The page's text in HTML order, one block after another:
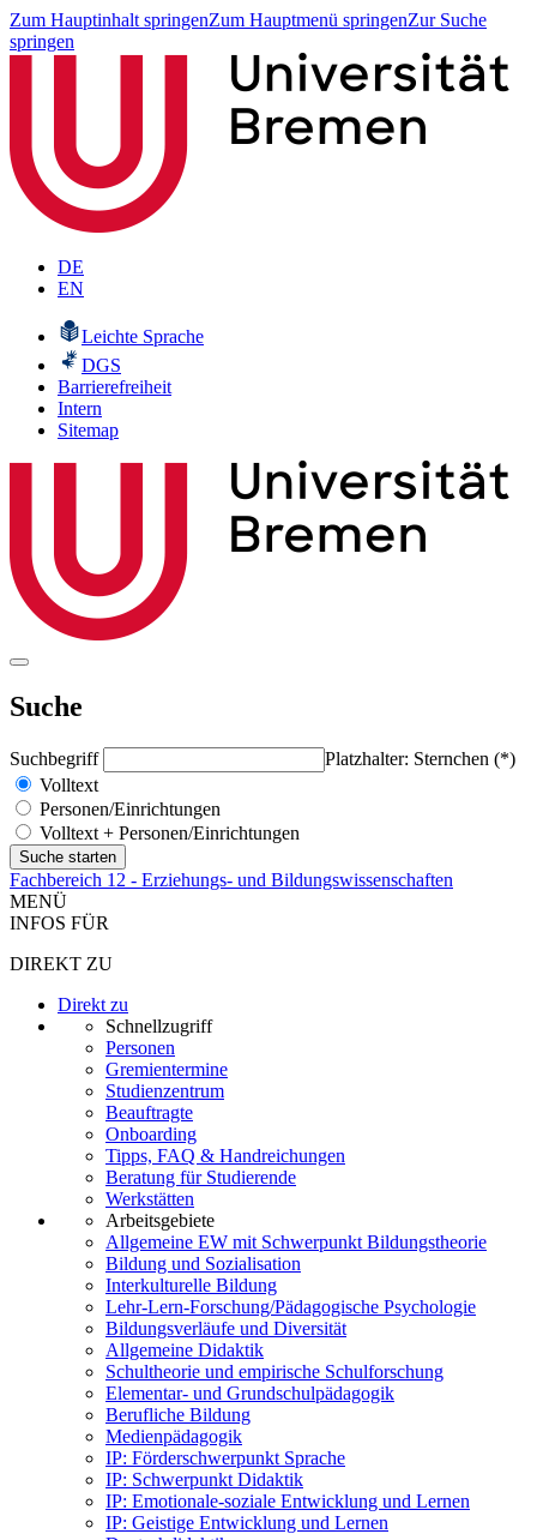
Zum Hauptinhalt springenZum Hauptmenü springenZur Suche
springen
DE
EN
Leichte Sprache
DGS
Barrierefreiheit
Intern
Sitemap
Suche
Suchbegriff
Platzhalter: Sternchen (*)
Volltext
Personen/Einrichtungen
Volltext + Personen/Einrichtungen
Fachbereich 12 - Erziehungs- und Bildungswissenschaften
MENÜ
INFOS FÜR
DIREKT ZU
Direkt zu
Schnellzugriff
Personen
Gremientermine
Studienzentrum
Beauftragte
Onboarding
Tipps, FAQ & Handreichungen
Beratung für Studierende
Werkstätten
Arbeitsgebiete
Allgemeine EW mit Schwerpunkt Bildungstheorie
Bildung und Sozialisation
Interkulturelle Bildung
Lehr-Lern-Forschung/Pädagogische Psychologie
Bildungsverläufe und Diversität
Allgemeine Didaktik
Schultheorie und empirische Schulforschung
Elementar- und Grundschulpädagogik
Berufliche Bildung
Medienpädagogik
IP: Förderschwerpunkt Sprache
IP: Schwerpunkt Didaktik
IP: Emotionale-soziale Entwicklung und Lernen
IP: Geistige Entwicklung und Lernen